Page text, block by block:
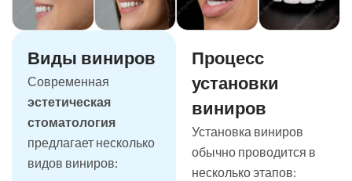
Виды виниров
Современная
эстетическая
стоматология
предлагает несколько
видов виниров:
Процесс
установки
виниров
Установка виниров
обычно проводится в
несколько этапов: